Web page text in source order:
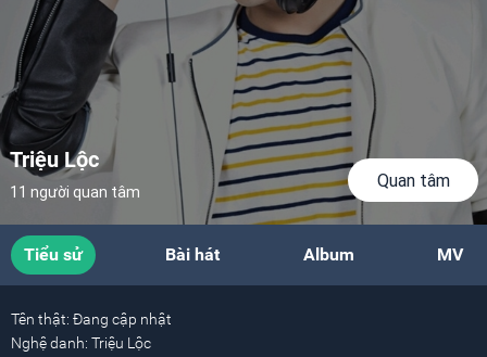
Triệu Lộc
11 người quan tâm
Quan tâm
Tiểu sử Bài hát Album MV
Tên thật: Đang cập nhật
Nghệ danh: Triệu Lộc